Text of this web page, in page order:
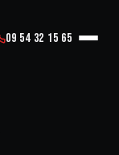
09 54 32 15 65